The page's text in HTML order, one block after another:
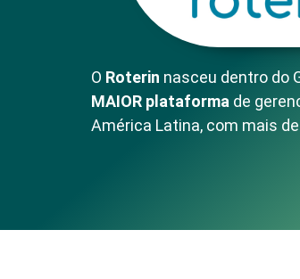
O Roterin nasceu dentro do
MAIOR plataforma de
América Latina, com mais de